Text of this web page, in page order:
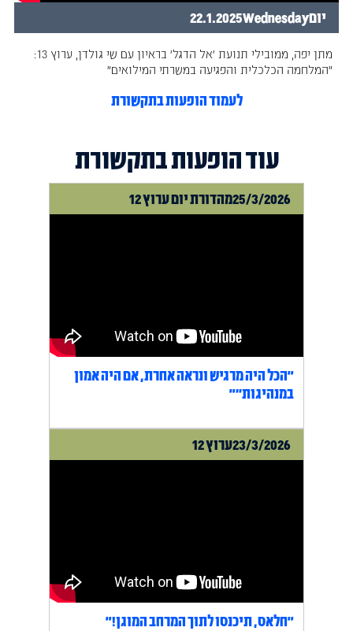
יוםWednesday
22.1.2025
מתן יפה, ממובילי תנועת ׳אל הדגל׳ בראיון עם שי גולדן, ערוץ 13:
״המלחמה הכלכלית והפגיעה במשרתי המילואים״
לעמוד הופעות בתקשורת
עוד הופעות בתקשורת
25/3/2026מהדורת יום ערוץ 12
"הכל היה מרגיש ונראה אחרת, אם היה אמון
במנהיגות״"
23/3/2026ערוץ 12
"חלאס, תיכנסו לתוך המרחב המוגן!"